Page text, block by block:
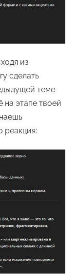
из
сделать
теме
этапе твоей
реакция: